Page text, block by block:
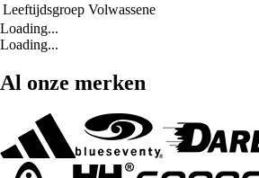
Leeftijdsgroep Volwassene
Loading...
Loading...
Al onze merken